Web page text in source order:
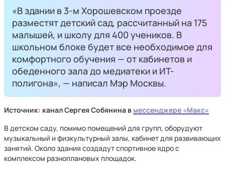
«В здании в 3-м Хорошевском проезде
разместят детский сад, рассчитанный на 175
малышей, и школу для 400 учеников. В
школьном блоке будет все необходимое для
комфортного обучения — от кабинетов и
обеденного зала до медиатеки и ИТ-
полигона», — написал Мэр Москвы.
Источник: канал Сергея Собянина в мессенджере «Макс»
В детском саду, помимо помещений для групп, оборудуют
музыкальный и физкультурный залы, кабинет для развивающих
занятий. Около здания создадут спортивное ядро с
комплексом разноплановых площадок.